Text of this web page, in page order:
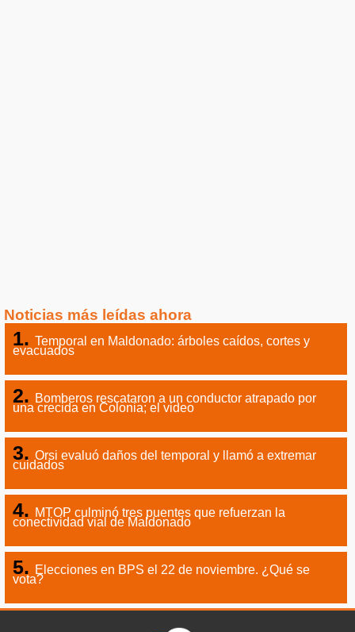
Noticias más leídas ahora
Temporal en Maldonado: árboles caídos, cortes y
evacuados
Bomberos rescataron a un conductor atrapado por
una crecida en Colonia; el video
Orsi evaluó daños del temporal y llamó a extremar
cuidados
MTOP culminó tres puentes que refuerzan la
conectividad vial de Maldonado
Elecciones en BPS el 22 de noviembre. ¿Qué se
vota?